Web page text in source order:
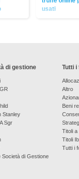
usati
di gestione
Stanley
Sgr
Società di Gestione
Tutti i
Altro
Beni
Titoli a
Titoli
Tutti i